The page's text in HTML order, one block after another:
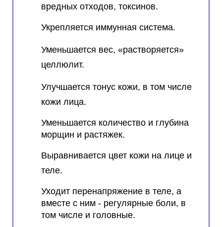
вредных отходов, токсинов.
Укрепляется иммунная система.
Уменьшается вес, «растворяется»
целлюлит.
Улучшается тонус кожи, в том числе
кожи лица.
Уменьшается количество и глубина
морщин и растяжек.
Выравнивается цвет кожи на лице и
теле.
Уходит перенапряжение в теле, а
вместе с ним - регулярные боли, в
том числе и головные.